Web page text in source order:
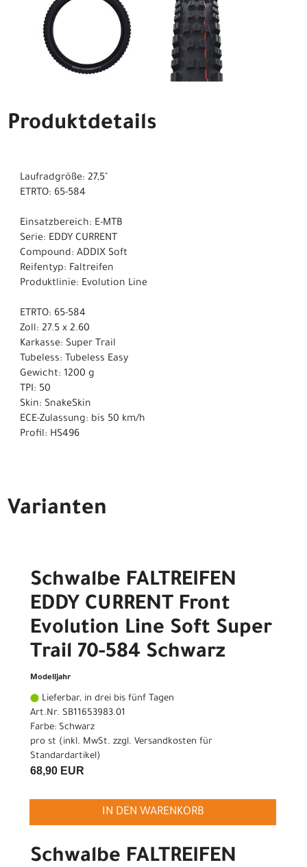
Produktdetails
Laufradgröße: 27,5"
ETRTO: 65-584
Einsatzbereich: E-MTB
Serie: EDDY CURRENT
Compound: ADDIX Soft
Reifentyp: Faltreifen
Produktlinie: Evolution Line
ETRTO: 65-584
Zoll: 27.5 x 2.60
Karkasse: Super Trail
Tubeless: Tubeless Easy
Gewicht: 1200 g
TPI: 50
Skin: SnakeSkin
ECE-Zulassung: bis 50 km/h
Profil: HS496
Varianten
Schwalbe FALTREIFEN
EDDY CURRENT Front
Evolution Line Soft Super
Trail 70-584 Schwarz
Modelljahr
Lieferbar, in drei bis fünf Tagen
Art.Nr. SB11653983.01
Farbe: Schwarz
pro st (inkl. MwSt. zzgl. Versandkosten für
Standardartikel)
68,90 EUR
IN DEN WARENKORB
Schwalbe FALTREIFEN